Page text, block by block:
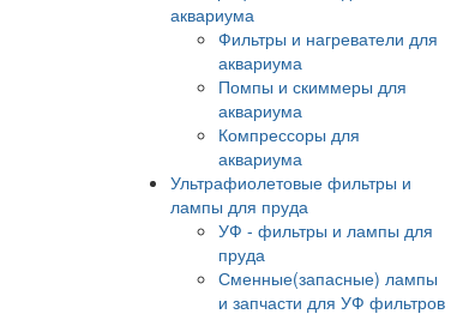
аквариума
Фильтры и нагреватели для
аквариума
Помпы и скиммеры для
аквариума
Компрессоры для
аквариума
Ультрафиолетовые фильтры и
лампы для пруда
УФ - фильтры и лампы для
пруда
Сменные(запасные) лампы
и запчасти для УФ фильтров